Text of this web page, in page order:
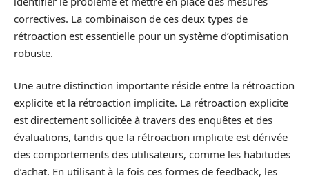
correctives. La combinaison de ces deux types de
rétroaction est essentielle pour un système d’optimisation
robuste.
Une autre distinction importante réside entre la rétroaction
explicite et la rétroaction implicite. La rétroaction explicite
est directement sollicitée à travers des enquêtes et des
évaluations, tandis que la rétroaction implicite est dérivée
des comportements des utilisateurs, comme les habitudes
d’achat. En utilisant à la fois ces formes de feedback, les